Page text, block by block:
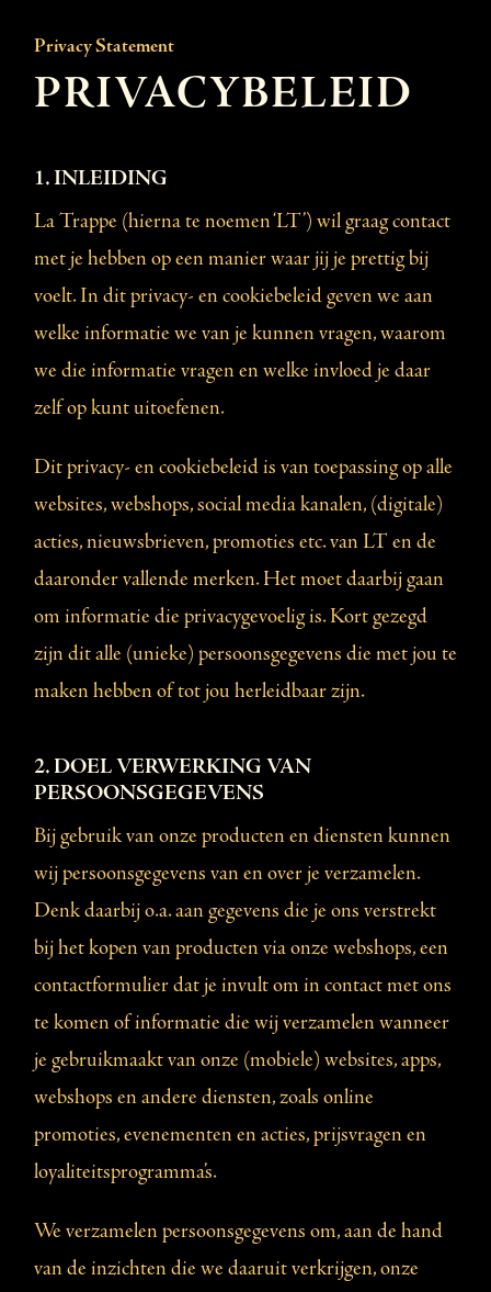
Privacy Statement
PRIVACYBELEID
1. INLEIDING
La Trappe (hierna te noemen ‘LT’) wil graag contact
met je hebben op een manier waar jij je prettig bij
voelt. In dit privacy- en cookiebeleid geven we aan
welke informatie we van je kunnen vragen, waarom
we die informatie vragen en welke invloed je daar
zelf op kunt uitoefenen.
Dit privacy- en cookiebeleid is van toepassing op alle
websites, webshops, social media kanalen, (digitale)
acties, nieuwsbrieven, promoties etc. van LT en de
daaronder vallende merken. Het moet daarbij gaan
om informatie die privacygevoelig is. Kort gezegd
zijn dit alle (unieke) persoonsgegevens die met jou te
maken hebben of tot jou herleidbaar zijn.
2. DOEL VERWERKING VAN
PERSOONSGEGEVENS
Bij gebruik van onze producten en diensten kunnen
wij persoonsgegevens van en over je verzamelen.
Denk daarbij o.a. aan gegevens die je ons verstrekt
bij het kopen van producten via onze webshops, een
contactformulier dat je invult om in contact met ons
te komen of informatie die wij verzamelen wanneer
je gebruikmaakt van onze (mobiele) websites, apps,
webshops en andere diensten, zoals online
promoties, evenementen en acties, prijsvragen en
loyaliteitsprogramma’s.
We verzamelen persoonsgegevens om, aan de hand
van de inzichten die we daaruit verkrijgen, onze